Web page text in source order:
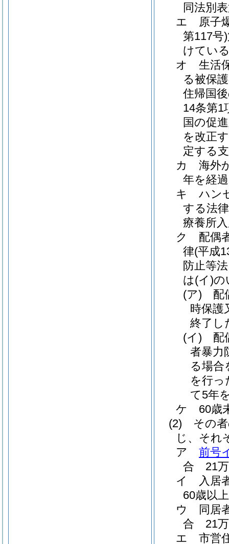
同法別
エ
原子
第117号)
けてい
オ
生活
る被保
住帰国
14条第1
国の促
を改正
定する
カ
海外
年を経
キ
ハン
する法律
療養所
ク
配偶
律(平成
防止等
は(イ)の
(ア)
配
時保護
終了し
(イ)
配
者暴力
る場合
を行っ
て5年
ケ
60歳
(2)
その
じ、それ
ア
前号
合 21万
イ
入居
60歳以
ウ
同居
合 21万
エ
市営